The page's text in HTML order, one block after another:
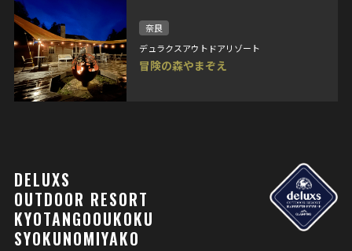
奈良
デュラクスアウトドアリゾート
冒険の森やまぞえ
DELUXS
OUTDOOR RESORT
KYOTANGOOUKOKU
SYOKUNOMIYAKO